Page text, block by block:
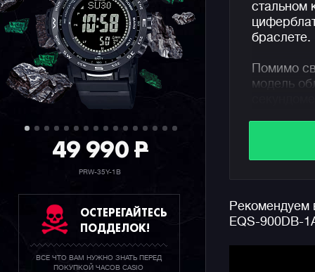
49 990P
PRW-35Y-1B
ОСТЕРЕГАЙТЕСЬ
ПОДДЕЛОК!
ВСЕ ЧТО ВАМ НУЖНО ЗНАТЬ ПЕРЕД
ПОКУПКОЙ ЧАСОВ CASIO
стальном
браслете.
Помимо
модель
от
своей
Рекомендуем
EQS-900DB-